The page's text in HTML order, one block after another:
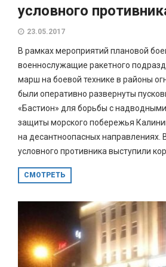
условного
23.05.2017
В рамках мероприятий плановой
военнослужащие ракетного
марш на боевой технике в районы
были оперативно развернуты
«Бастион» для борьбы с
защиты морского побережья
на десантноопасных направлениях.
условного противника выступили
СМОТРЕТЬ